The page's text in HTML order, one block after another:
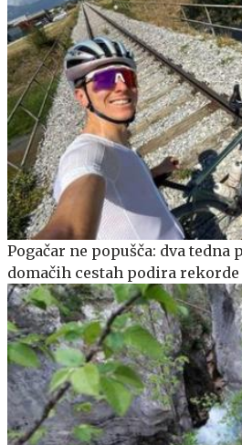
Pogačar ne popušča: dva tedna
domačih cestah podira rekorde